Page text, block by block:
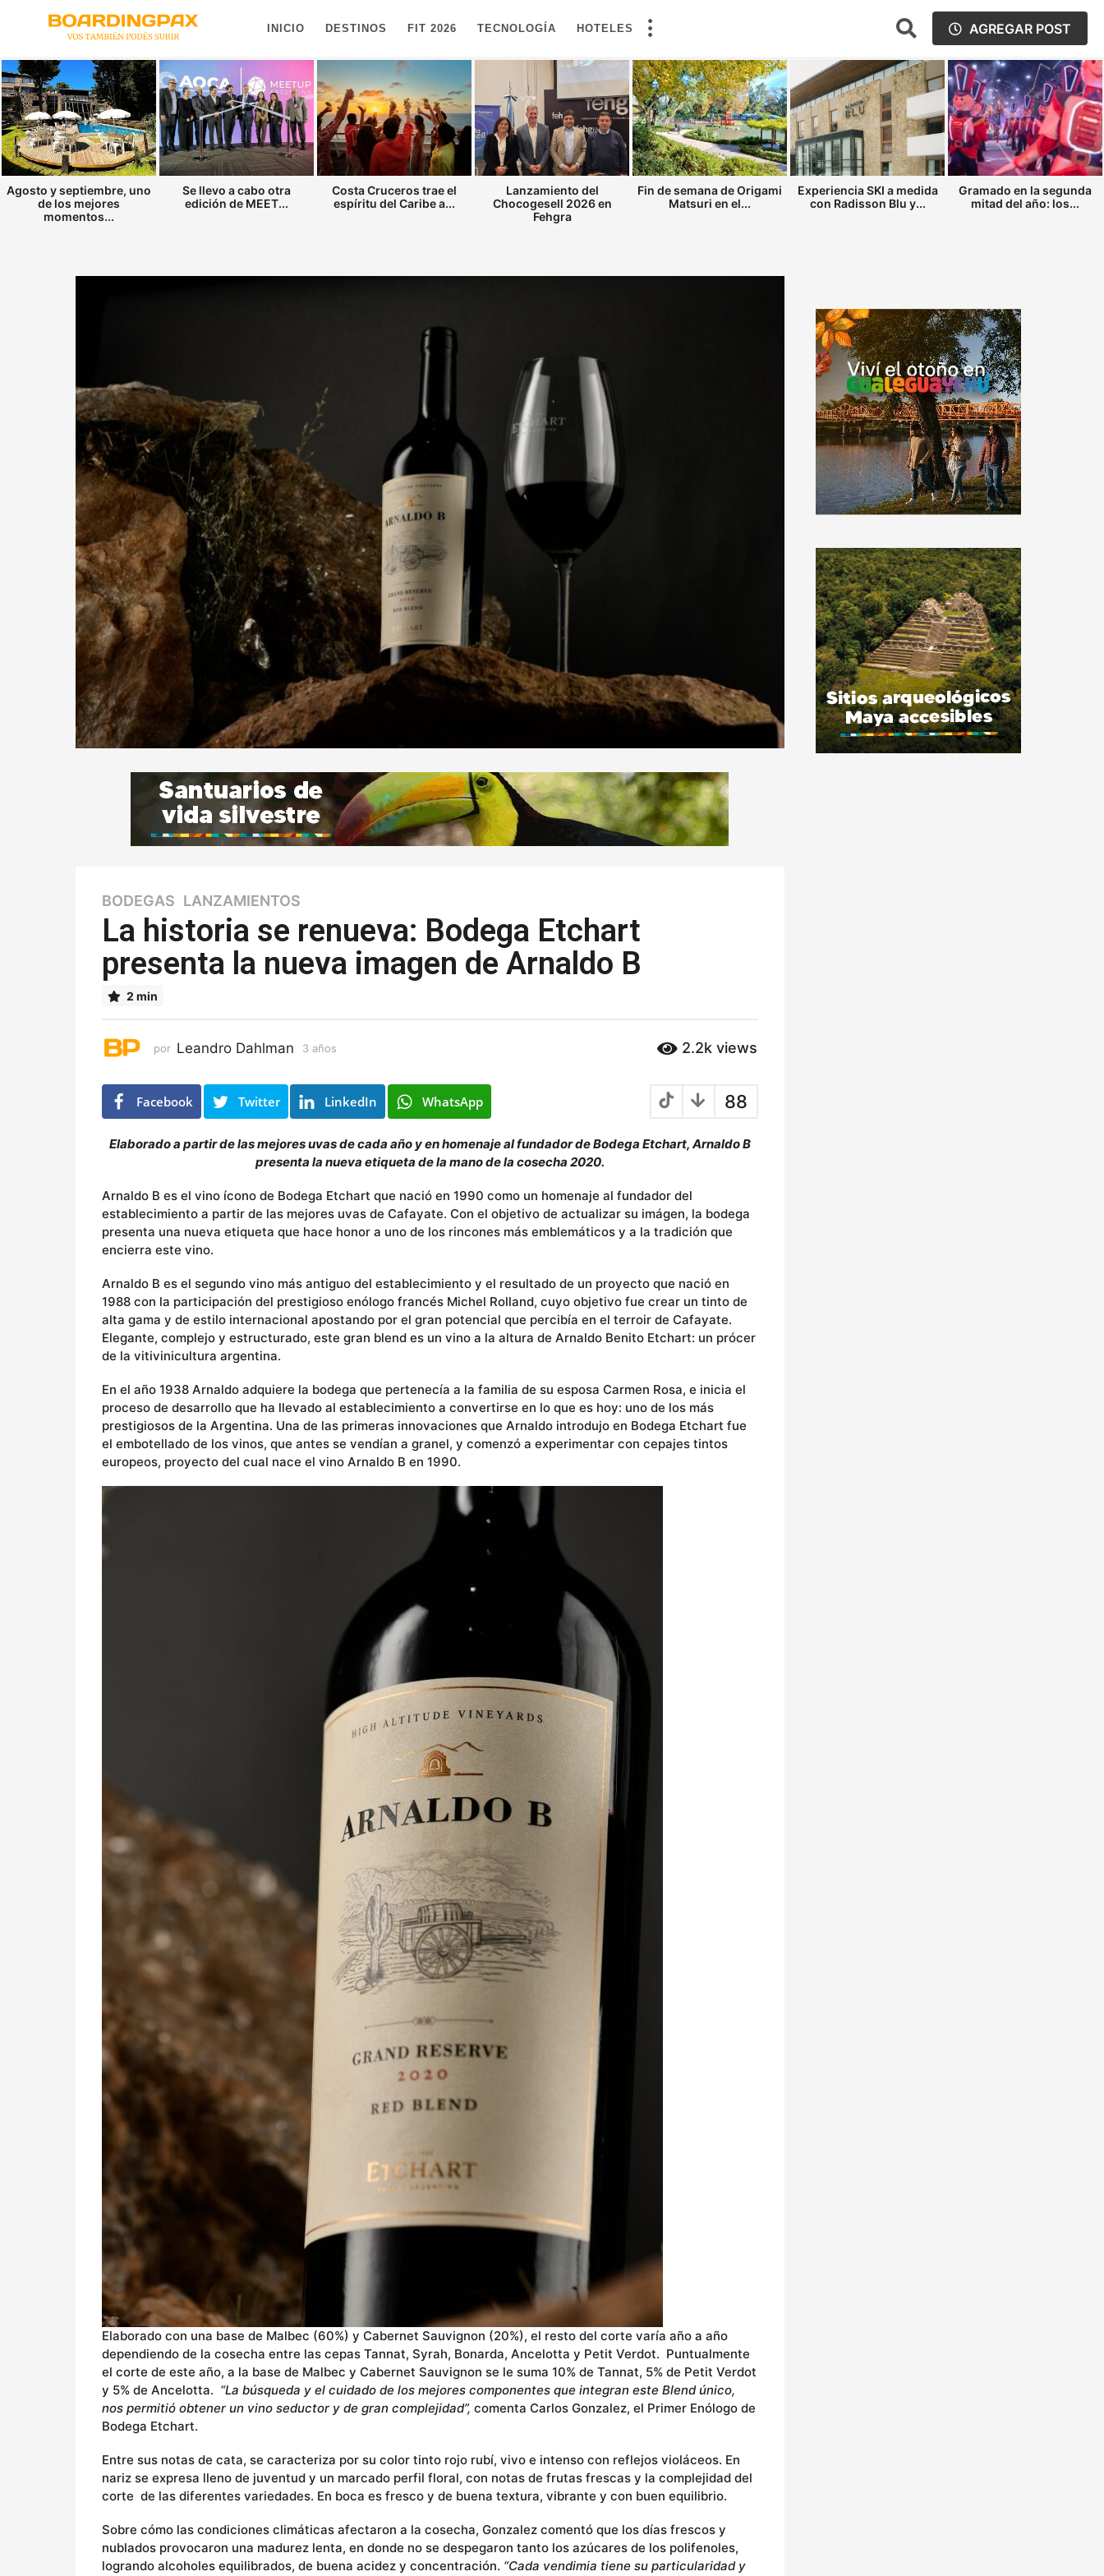
INICIO DESTINOS FIT 2026 TECNOLOGÍA HOTELES AGREGAR POST
Agosto y septiembre, uno
de los mejores
momentos...
Se llevo a cabo otra
edición de MEET...
Costa Cruceros trae el
espíritu del Caribe a...
Lanzamiento del
Chocogesell 2026 en
Fehgra
Fin de semana de Origami
Matsuri en el...
Experiencia SKI a medida
con Radisson Blu y...
Gramado en la segunda
mitad del año: los...
3
a
ñ
o
s
3
o
BODEGAS ,LANZAMIENTOS
La historia se renueva: Bodega Etchart
presenta la nueva imagen de Arnaldo B
2 min
por Leandro Dahlman 3 años
s
2.2k views
Facebook Twitter LinkedIn WhatsApp 88
Elaborado a partir de las mejores uvas de cada año y en homenaje al fundador de Bodega Etchart, Arnaldo B
presenta la nueva etiqueta de la mano de la cosecha 2020.
Arnaldo B es el vino ícono de Bodega Etchart que nació en 1990 como un homenaje al fundador del
establecimiento a partir de las mejores uvas de Cafayate. Con el objetivo de actualizar su imágen, la bodega
presenta una nueva etiqueta que hace honor a uno de los rincones más emblemáticos y a la tradición que
encierra este vino.
Arnaldo B es el segundo vino más antiguo del establecimiento y el resultado de un proyecto que nació en
1988 con la participación del prestigioso enólogo francés Michel Rolland, cuyo objetivo fue crear un tinto de
alta gama y de estilo internacional apostando por el gran potencial que percibía en el terroir de Cafayate.
Elegante, complejo y estructurado, este gran blend es un vino a la altura de Arnaldo Benito Etchart: un prócer
de la vitivinicultura argentina.
En el año 1938 Arnaldo adquiere la bodega que pertenecía a la familia de su esposa Carmen Rosa, e inicia el
proceso de desarrollo que ha llevado al establecimiento a convertirse en lo que es hoy: uno de los más
prestigiosos de la Argentina. Una de las primeras innovaciones que Arnaldo introdujo en Bodega Etchart fue
el embotellado de los vinos, que antes se vendían a granel, y comenzó a experimentar con cepajes tintos
europeos, proyecto del cual nace el vino Arnaldo B en 1990.
Elaborado con una base de Malbec (60%) y Cabernet Sauvignon (20%), el resto del corte varía año a año
dependiendo de la cosecha entre las cepas Tannat, Syrah, Bonarda, Ancelotta y Petit Verdot. Puntualmente
el corte de este año, a la base de Malbec y Cabernet Sauvignon se le suma 10% de Tannat, 5% de Petit Verdot
y 5% de Ancelotta. “La búsqueda y el cuidado de los mejores componentes que integran este Blend único,
nos permitió obtener un vino seductor y de gran complejidad”, comenta Carlos Gonzalez, el Primer Enólogo de
Bodega Etchart.
Entre sus notas de cata, se caracteriza por su color tinto rojo rubí, vivo e intenso con reflejos violáceos. En
nariz se expresa lleno de juventud y un marcado perfil floral, con notas de frutas frescas y la complejidad del
corte de las diferentes variedades. En boca es fresco y de buena textura, vibrante y con buen equilibrio.
Sobre cómo las condiciones climáticas afectaron a la cosecha, Gonzalez comentó que los días frescos y
nublados provocaron una madurez lenta, en donde no se despegaron tanto los azúcares de los polifenoles,
logrando alcoholes equilibrados, de buena acidez y concentración. “Cada vendimia tiene su particularidad y